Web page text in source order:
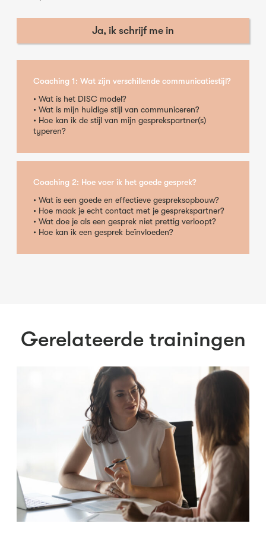
Ja, ik schrijf me in
Coaching 1: Wat zijn verschillende communicatiestijl?
• Wat is het DISC model?
• Wat is mijn huidige stijl van communiceren?
• Hoe kan ik de stijl van mijn gesprekspartner(s)
typeren?
Coaching 2: Hoe voer ik het goede gesprek?
• Wat is een goede en effectieve gespreksopbouw?
• Hoe maak je echt contact met je gesprekspartner?
• Wat doe je als een gesprek niet prettig verloopt?
• Hoe kan ik een gesprek beïnvloeden?
Gerelateerde trainingen